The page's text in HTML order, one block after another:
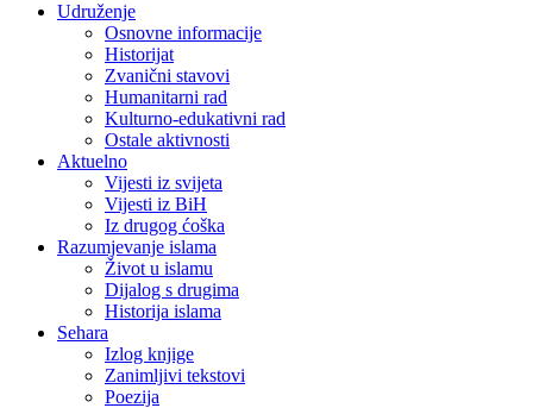
Udruženje
Osnovne informacije
Historijat
Zvanični stavovi
Humanitarni rad
Kulturno-edukativni rad
Ostale aktivnosti
Aktuelno
Vijesti iz svijeta
Vijesti iz BiH
Iz drugog ćoška
Razumjevanje islama
Život u islamu
Dijalog s drugima
Historija islama
Sehara
Izlog knjige
Zanimljivi tekstovi
Poezija